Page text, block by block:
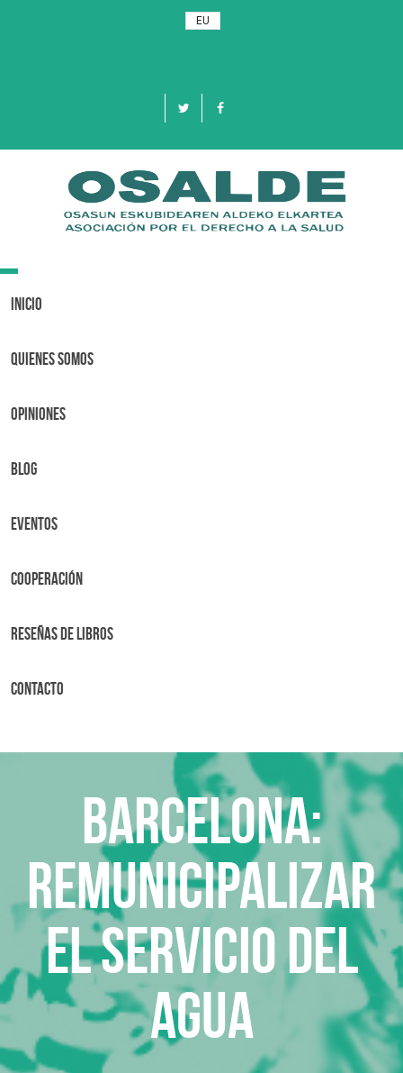
EU
Toggle
Inicio
Quienes Somos
OPINIONES
BLOG
Eventos
Cooperación
Reseñas de libros
Contacto
Barcelona:
Remunicipalizar
el servicio del
agua